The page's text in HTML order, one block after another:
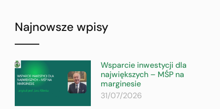
Najnowsze wpisy
Wsparcie inwestycji dla
największych – MŚP na
marginesie
31/07/2026